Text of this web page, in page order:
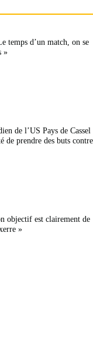
temps d’un match, on se
»
de l’US Pays de Cassel
de prendre des buts contre
objectif est clairement de
»